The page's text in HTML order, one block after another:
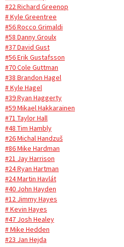
#22 Richard Greenop
# Kyle Greentree
#56 Rocco Grimaldi
#58 Danny Groulx
#37 David Gust
#56 Erik Gustafsson
#70 Cole Guttman
#38 Brandon Hagel
# Kyle Hagel
#39 Ryan Haggerty
#59 Mikael Hakkarainen
#71 Taylor Hall
#48 Tim Hambly
#26 Michal Handzuš
#86 Mike Hardman
#21 Jay Harrison
#24 Ryan Hartman
#24 Martin Havlát
#40 John Hayden
#12 Jimmy Hayes
# Kevin Hayes
#47 Josh Healey
# Mike Hedden
#23 Jan Hejda